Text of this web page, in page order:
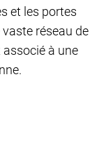
et les portes
réseau de
à une